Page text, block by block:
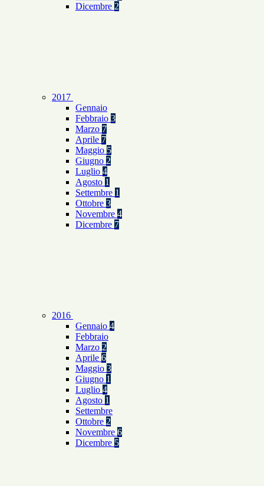
Dicembre 2
2017
Gennaio
Febbraio 3
Marzo 7
Aprile 7
Maggio 5
Giugno 2
Luglio 4
Agosto 1
Settembre 1
Ottobre 3
Novembre 4
Dicembre 7
2016
Gennaio 4
Febbraio
Marzo 2
Aprile 6
Maggio 3
Giugno 1
Luglio 4
Agosto 1
Settembre
Ottobre 2
Novembre 6
Dicembre 5